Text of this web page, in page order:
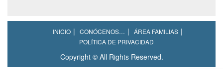
INICIO CONÓCENOS…
ÁREA FAMILIAS
POLÍTICA DE PRIVACIDAD
Copyright © All Rights Reserved.